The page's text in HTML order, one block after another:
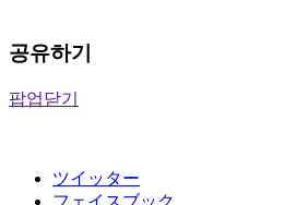
공유하기
팝업닫기
ツイッター
フェイスブック